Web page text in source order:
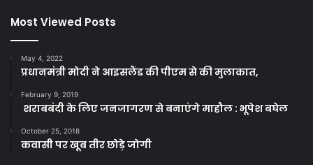
Most Viewed Posts
May 4, 2022
प्रधानमंत्री मोदी ने आइसलैंड की पीएम से की मुलाकात,
February 9, 2019
शराबबंदी के लिए जनजागरण से बनाएंगे माहौल : भूपेश बघेल
October 25, 2018
कवासी पर खूब तीर छोड़े जोगी